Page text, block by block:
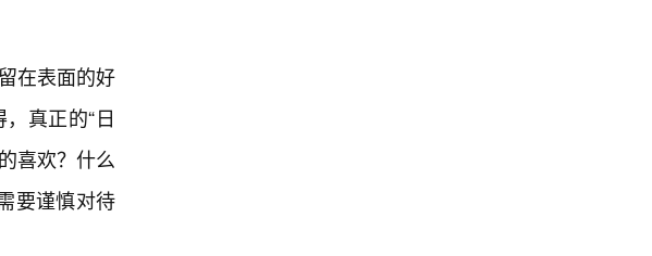
在表面的好
真正的“日
喜欢？什么
要谨慎对待